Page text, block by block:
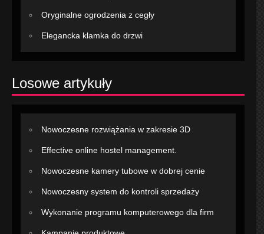
Oryginalne ogrodzenia z cegły
Elegancka klamka do drzwi
Losowe artykuły
Nowoczesne rozwiążania w zakresie 3D
Effective online hostel management.
Nowoczesne kamery tubowe w dobrej cenie
Nowoczesny system do kontroli sprzedaży
Wykonanie programu komputerowego dla firm